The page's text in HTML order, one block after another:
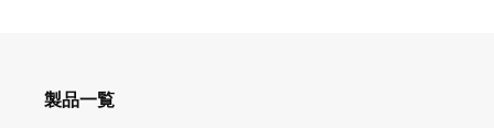
製品一覧